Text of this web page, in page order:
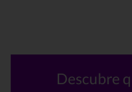
Descubre